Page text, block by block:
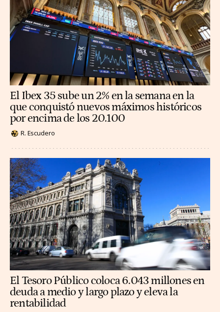
El Ibex 35 sube un 2% en la semana en la
que conquistó nuevos máximos históricos
por encima de los 20.100
R. Escudero
El Tesoro Público coloca 6.043 millones en
deuda a medio y largo plazo y eleva la
rentabilidad